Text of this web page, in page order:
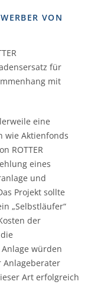
VON
für
mit
eine
wie Aktienfonds
ROTTER
eines
und
Projekt sollte
„Selbstläufer“
der
würden
Art erfolgreich